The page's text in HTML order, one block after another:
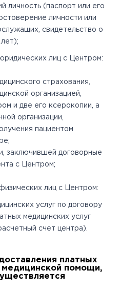
личность (паспорт или его
личности или
свидетельство о
лиц с Центром:
страхования,
организацией,
и две его ксерокопии, а
организации,
пациентом
заключившей договорные
с Центром;
лиц с Центром:
услуг по договору
медицинских услуг
счет центра).
платных
медицинской помощи,